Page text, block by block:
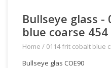
Bullseye glass
blue coarse
Home / 0114 frit cobalt blue
Bullseye glas COE90